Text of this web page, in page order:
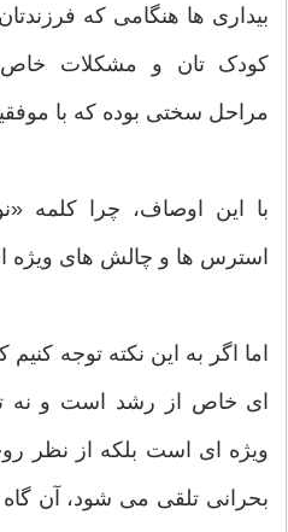
بیداری ها هنگامی که
کودک تان و مشکلات خاص
مراحل سختی بوده که با
با این اوصاف، چرا کلمه
استرس ها و چالش های ویژه
اما اگر به این نکته توجه
ای خاص از رشد است و نه
ویژه ای است بلکه از نظر
بحرانی تلقی می شود، آن